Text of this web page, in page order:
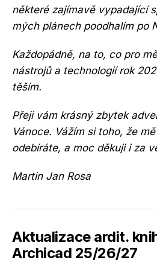
některé zajímavě vypadající
mých plánech poodhalím po
Každopádně, na to, co pro
nástrojů a technologií rok
těším.
Přeji vám krásný zbytek
Vánoce. Vážím si toho, že
odebíráte, a moc děkuji i za
Martin Jan Rosa
Aktualizace ardit.
Archicad 25/26/27